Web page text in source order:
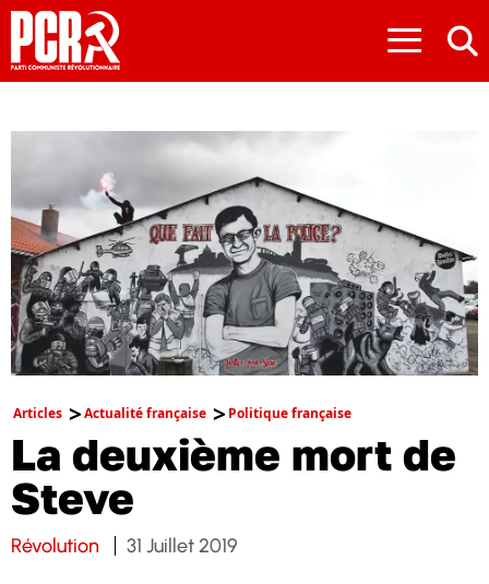
≡
Articles Actualité française Politique française
La deuxième mort de
Steve
Révolution 31 Juillet 2019